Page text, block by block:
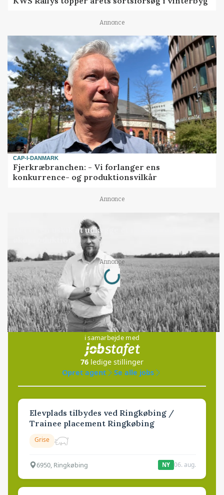
Annonce
CAP-I-DANMARK
Fjerkræbranchen: - Vi forlanger ens
konkurrence- og produktionsvilkår
Annonce
Det er en uskik at udlægge et røgslør om
Annonce
Loading...
Jobs
i samarbejde med
76 ledige stillinger
Opret agent
Se alle jobs
Elevplads tilbydes ved Ringkøbing /
Trainee placement Ringkøbing
Grise
6950, Ringkøbing NY 06. aug.